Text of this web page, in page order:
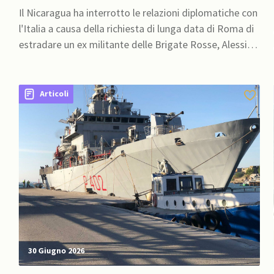
estradizione per omicidio ex
premier Moro
Il Nicaragua ha interrotto le relazioni diplomatiche con
l'Italia a causa della richiesta di lunga data di Roma di
estradare un ex militante delle Brigate Rosse, Alessio
Articoli
30 Giugno 2026